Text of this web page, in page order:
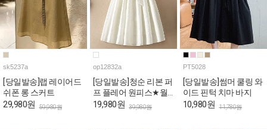
sk5237a
[당일발송]랩 레이어드
쉬폰 롱 스커트
29,980원 59,980원
op12832a
[당일발송]청순 리본 퍼
프 플레어 원피스★월
요특가 자정마감
19,980원 39,980원
PT5028
[당일발송]썸머 쿨링 와
이드 핀턱 치마 바지
10,980원 11,780원